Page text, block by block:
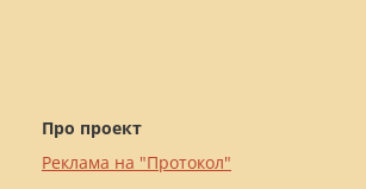
Про проект
Реклама на "Протокол"